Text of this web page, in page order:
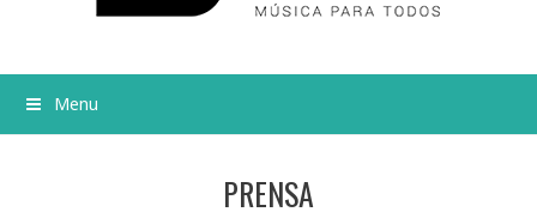
Menu
PRENSA